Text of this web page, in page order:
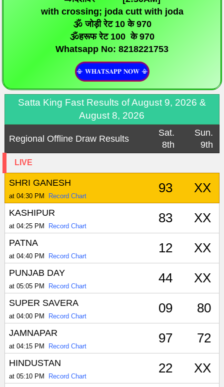
with crossing; joda cutt with joda
🕉️ जोड़ी रेट 10 के 970
🕉️हरूफ रेट 100 के 970
Whatsapp No: 8218221753
📳 𝐖𝐇𝐀𝐓𝐒𝐀𝐏𝐏 𝐍𝐎𝐖 📳
Satta King Fast Results of August 9, 2026 &
August 8, 2026
Regional Offline Draw Results
Sat.
8th
Sun.
9th
LIVE
SHRI GANESH
at 04:30 PM Record Chart
93 XX
KASHIPUR
at 04:25 PM Record Chart
83 XX
PATNA
at 04:40 PM Record Chart
12 XX
PUNJAB DAY
at 05:05 PM Record Chart
44 XX
SUPER SAVERA
at 04:00 PM Record Chart
09 80
JAMNAPAR
at 04:15 PM Record Chart
97 72
HINDUSTAN
at 05:10 PM Record Chart
22 XX